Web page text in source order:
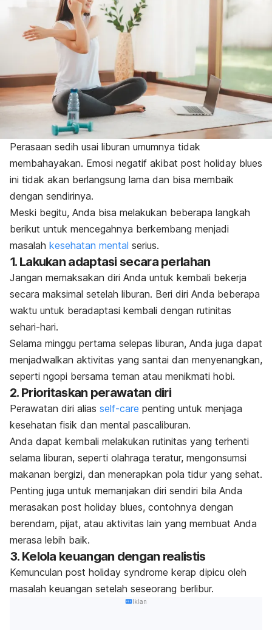
Perasaan sedih usai liburan umumnya tidak
membahayakan. Emosi negatif akibat post holiday blues
ini tidak akan berlangsung lama dan bisa membaik
dengan sendirinya.
Meski begitu, Anda bisa melakukan beberapa langkah
berikut untuk mencegahnya berkembang menjadi
masalah kesehatan mental serius.
1. Lakukan adaptasi secara perlahan
Jangan memaksakan diri Anda untuk kembali bekerja
secara maksimal setelah liburan. Beri diri Anda beberapa
waktu untuk beradaptasi kembali dengan rutinitas
sehari-hari.
Selama minggu pertama selepas liburan, Anda juga dapat
menjadwalkan aktivitas yang santai dan menyenangkan,
seperti ngopi bersama teman atau menikmati hobi.
2. Prioritaskan perawatan diri
Perawatan diri alias self-care penting untuk menjaga
kesehatan fisik dan mental pascaliburan.
Anda dapat kembali melakukan rutinitas yang terhenti
selama liburan, seperti olahraga teratur, mengonsumsi
makanan bergizi, dan menerapkan pola tidur yang sehat.
Penting juga untuk memanjakan diri sendiri bila Anda
merasakan post holiday blues, contohnya dengan
berendam, pijat, atau aktivitas lain yang membuat Anda
merasa lebih baik.
3. Kelola keuangan dengan realistis
Kemunculan post holiday syndrome kerap dipicu oleh
masalah keuangan setelah seseorang berlibur.
Iklan